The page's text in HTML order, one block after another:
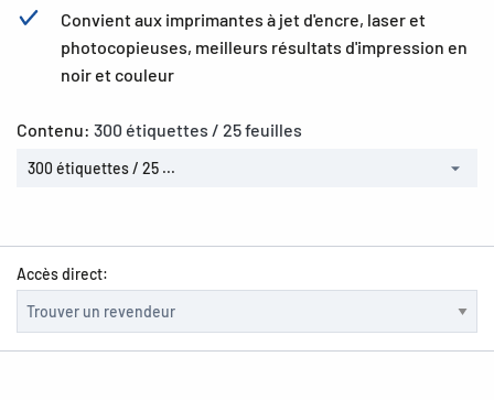
Convient aux imprimantes à jet d'encre, laser et
photocopieuses, meilleurs résultats d'impression en
noir et couleur
Contenu: 300 étiquettes / 25 feuilles
300 étiquettes / 25 ...
Accès direct: